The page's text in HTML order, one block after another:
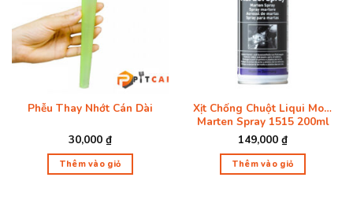
Phễu Thay Nhớt Cán Dài
30,000 ₫
Thêm vào giỏ
Xịt Chống Chuột Liqui Moly
Marten Spray 1515 200ml
149,000 ₫
Thêm vào giỏ